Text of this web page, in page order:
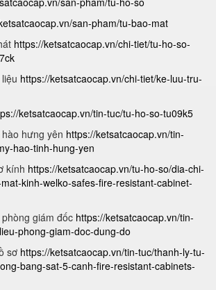
san-pham/tu-bao-mat
https://ketsatcaocap.vn/chi-tiet/tu-ho-so-
https://ketsatcaocap.vn/chi-tiet/ke-luu-tru-
ketsatcaocap.vn/tin-tuc/tu-ho-so-tu09k5
hưng yên https://ketsatcaocap.vn/tin-
hao-tinh-hung-yen
kính https://ketsatcaocap.vn/tu-ho-so/dia-chi-
kinh-welko-safes-fire-resistant-cabinet-
giám đốc https://ketsatcaocap.vn/tin-
phong-giam-doc-dung-do
sơ https://ketsatcaocap.vn/tin-tuc/thanh-ly-tu-
bang-sat-5-canh-fire-resistant-cabinets-